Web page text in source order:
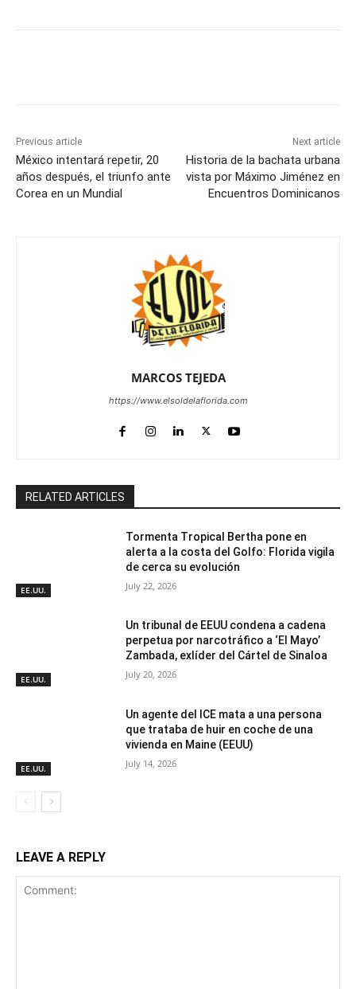
Previous article
México intentará repetir, 20
años después, el triunfo ante
Corea en un Mundial
Next article
Historia de la bachata urbana
vista por Máximo Jiménez en
Encuentros Dominicanos
MARCOS TEJEDA
https://www.elsoldelaflorida.com
RELATED ARTICLES
EE.UU.
Tormenta Tropical Bertha pone en
alerta a la costa del Golfo: Florida vigila
de cerca su evolución
July 22, 2026
EE.UU.
Un tribunal de EEUU condena a cadena
perpetua por narcotráfico a ‘El Mayo’
Zambada, exlíder del Cártel de Sinaloa
July 20, 2026
EE.UU.
Un agente del ICE mata a una persona
que trataba de huir en coche de una
vivienda en Maine (EEUU)
July 14, 2026
LEAVE A REPLY